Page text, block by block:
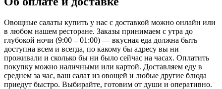
Овощные салаты купить у нас с доставкой можно онлайн или
в любом нашем ресторане. Заказы принимаем с утра до
глубокой ночи (9:00 – 01:00) — вкусная еда должна быть
доступна всем и всегда, по какому бы адресу вы ни
проживали и сколько бы ни было сейчас на часах. Оплатить
покупку можно наличными или картой. Доставляем еду в
среднем за час, ваш салат из овощей и любые другие блюда
приедут быстро. Выбирайте, готовим от души и оперативно.